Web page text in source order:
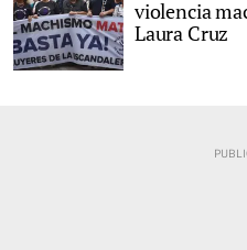
violencia
Laura Cruz